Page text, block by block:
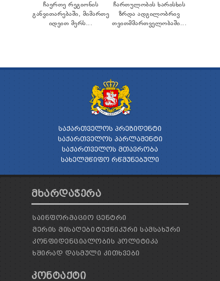
ჩაერთე რეგიონის
განვითარებაში, მიმართე
იდეით მერს...
ჩართულობის ხარისხის
ზრდა ადგილობრივ
თვითმმართველობაში...
ᲡᲐᲥᲐᲠᲗᲕᲔᲚᲝᲡ ᲞᲠᲔᲖᲘᲓᲔᲜᲢᲘ
ᲡᲐᲥᲐᲠᲗᲕᲔᲚᲝᲡ ᲞᲐᲠᲚᲐᲛᲔᲜᲢᲘ
ᲡᲐᲥᲐᲠᲗᲕᲔᲚᲝᲡ ᲛᲗᲐᲕᲠᲝᲑᲐ
ᲡᲐᲮᲔᲚᲛᲬᲘᲤᲝ ᲠᲬᲛᲣᲜᲔᲑᲣᲚᲘ
ᲛᲮᲐᲠᲓᲐᲭᲔᲠᲐ
ᲡᲐᲘᲜᲤᲝᲠᲛᲐᲪᲘᲝ ᲪᲔᲜᲢᲠᲘ
ᲛᲔᲠᲘᲡ ᲛᲘᲡᲐᲦᲔᲑᲘᲢᲔᲥᲜᲘᲙᲣᲠᲘ ᲡᲐᲛᲡᲐᲮᲣᲠᲘ
ᲙᲝᲜᲤᲘᲓᲔᲜᲪᲘᲐᲚᲝᲑᲘᲡ ᲞᲝᲚᲘᲢᲘᲙᲐ
ᲮᲨᲘᲠᲐᲓ ᲓᲐᲡᲛᲣᲚᲘ ᲙᲘᲗᲮᲕᲔᲑᲘ
ᲙᲝᲜᲢᲐᲥᲢᲘ